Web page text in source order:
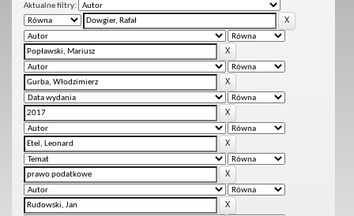
Aktualne filtry: